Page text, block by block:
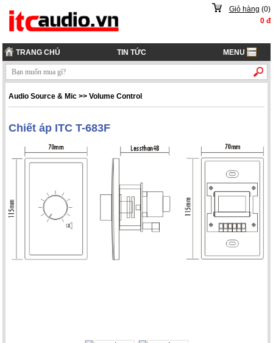
Giỏ hàng (0)
0đ
TRANG CHỦ TIN TỨC MENU
Audio Source & Mic >>Volume Control
Chiết áp ITC T-683F